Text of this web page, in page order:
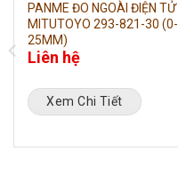
PANME ĐO NGOÀI ĐIỆN TỬ
MITUTOYO 293-821-30 (0-
25MM)
Liên hệ
Xem Chi Tiết